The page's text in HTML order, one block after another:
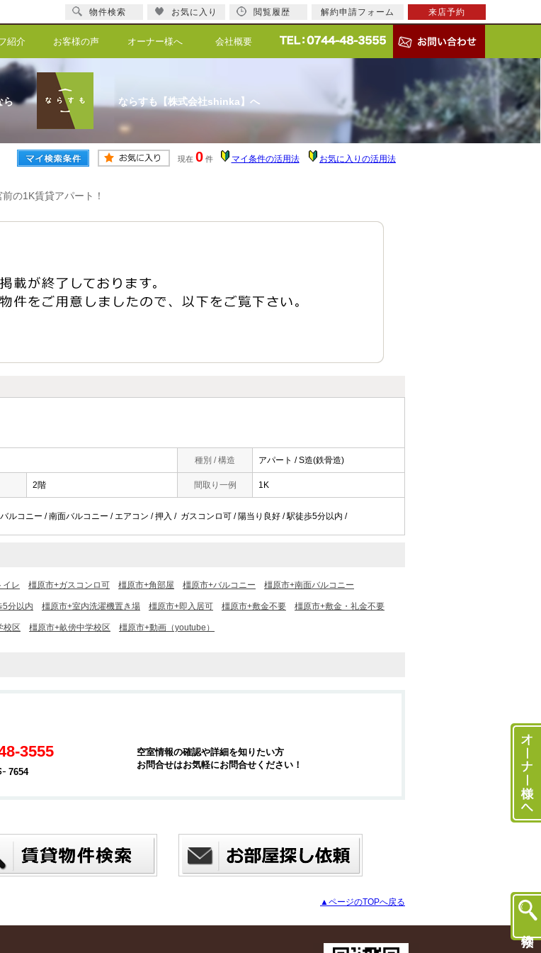
紹介 お客様の声 オーナー様へ 会社概要
ら ならすも【株式会社shinka】へ
現在 0 件 マイ条件の活用法 お気に入りの活用法
の1K賃貸アパート！
種別 / 構造 アパート / S造(鉄骨造)
2階 間取り一例 1K
ルコニー / 南面バルコニー / エアコン / 押入 / ガスコンロ可 / 陽当り良好 / 駅徒歩5分以内 /
イレ 橿原市+ガスコンロ可 橿原市+角部屋 橿原市+バルコニー 橿原市+南面バルコニー
5分以内 橿原市+室内洗濯機置き場 橿原市+即入居可 橿原市+敷金不要 橿原市+敷金・礼金不要
校区 橿原市+畝傍中学校区 橿原市+動画（youtube）
3555
7654
空室情報の確認や詳細を知りたい方
お問合せはお気軽にお問合せください！
▲ページのTOPへ戻る
物件検索 お気に入り 閲覧履歴 解約申請フォーム 来店予約